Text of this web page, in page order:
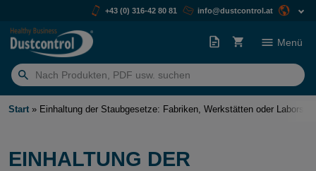
+43 (0) 316-42 80 81 info@dustcontrol.at
Suchen
nach:
Menü
Start » Einhaltung der Staubgesetze: Fabriken, Werkstätten oder Labors
EINHALTUNG DER